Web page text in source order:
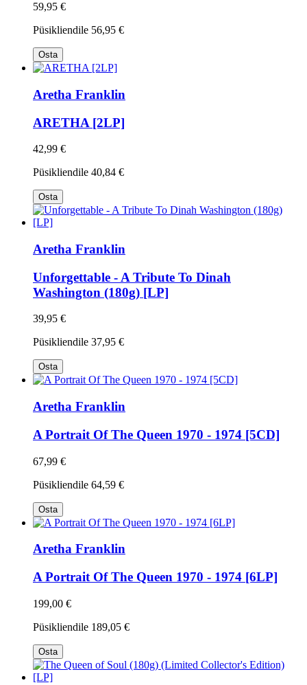
59,95 €
Püsikliendile 56,95 €
Osta
Aretha Franklin
ARETHA [2LP]
42,99 €
Püsikliendile 40,84 €
Osta
Aretha Franklin
Unforgettable - A Tribute To Dinah
Washington (180g) [LP]
39,95 €
Püsikliendile 37,95 €
Osta
Aretha Franklin
A Portrait Of The Queen 1970 - 1974 [5CD]
67,99 €
Püsikliendile 64,59 €
Osta
Aretha Franklin
A Portrait Of The Queen 1970 - 1974 [6LP]
199,00 €
Püsikliendile 189,05 €
Osta